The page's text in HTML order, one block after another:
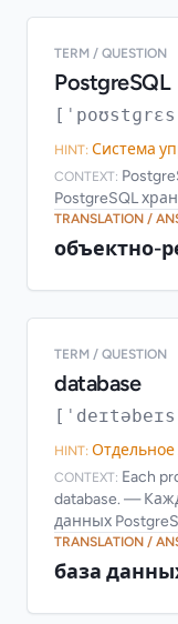
TERM / QUESTION
PostgreSQL
HINT: Система
CONTEXT:
PostgreSQL
TRANSLATION /
объектно-
TERM / QUESTION
database
HINT: Отдельное
CONTEXT: Each
database. —
данных
TRANSLATION /
база